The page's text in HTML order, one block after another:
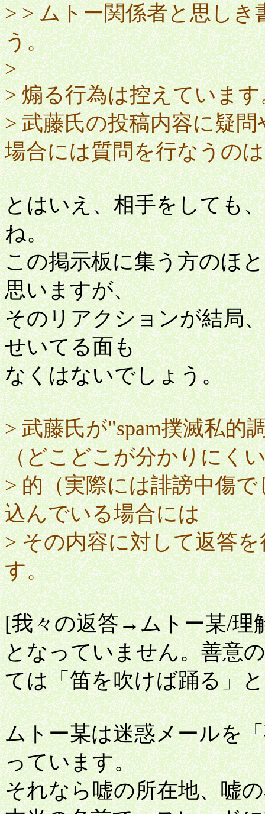
> > ムトー関係者と思し
う。
>
> 煽る行為は控えています
> 武藤氏の投稿内容に疑
場合には質問を行なうの
とはいえ、相手をしても
ね。
この掲示板に集う方のほ
思いますが、
そのリアクションが結局
せいてる面も
なくはないでしょう。
> 武藤氏が"spam撲滅私的
（どこどこが分かりにく
> 的（実際には誹謗中傷
込んでいる場合には
> その内容に対して返答
す。
[我々の返答→ムトー某/理
となっていません。善意
ては「笛を吹けば踊る」
ムトー某は迷惑メールを
っています。
それなら嘘の所在地、嘘